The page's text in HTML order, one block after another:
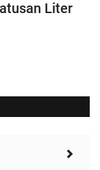
Liter